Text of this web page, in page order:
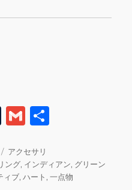
T
m
bl
G
ai
l
カ
テ
ゴ
アクセサリ
ング, インディアン, グリーン
ィブ,ハート ,一点物